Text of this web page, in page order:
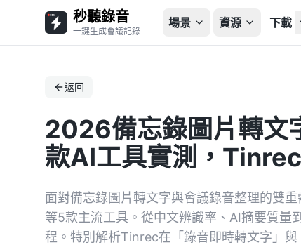
秒聽錄音
一鍵生成會議記錄
場景 資源 下載
返回
2026備忘錄圖片轉文
款AI工具實測，
面對備忘錄圖片轉文字與會議錄音整理的雙
等5款主流工具。從中文辨識率、AI摘要質量
程。特別解析Tinrec在「錄音即時轉文字」